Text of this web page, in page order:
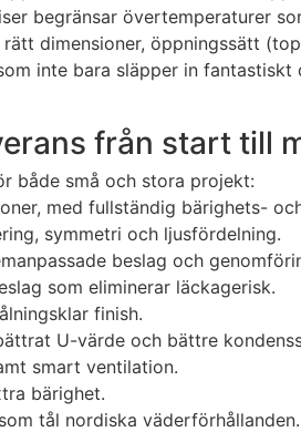
begränsar övertemperaturer
dimensioner, öppningssätt
inte bara släpper in
från start till
både små och stora projekt:
med fullständig bärighets-
symmetri och ljusfördelning.
beslag och
som eliminerar läckagerisk.
finish.
U-värde och bättre
smart ventilation.
bärighet.
tål nordiska väderförhållanden.